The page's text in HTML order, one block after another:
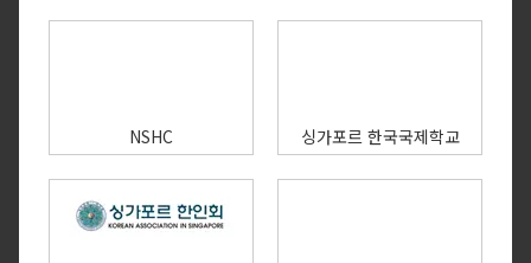
NSHC 싱가포르 한국국제학교